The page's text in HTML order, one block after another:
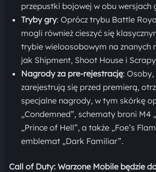
przepustki bojowej w obu wersjach
Tryby gry: Oprócz trybu Battle
mogli również cieszyć się
trybie wieloosobowym na znanych
jak Shipment, Shoot House i
Nagrody za pre-rejestrację:
zarejestrują się przed premierą,
specjalne nagrody, w tym skórkę
„Condemned”, schematy broni M4
„Prince of Hell”, a także „Foe’s
emblemat „Dark Familiar”.
Call of Duty: Warzone Mobile będzie